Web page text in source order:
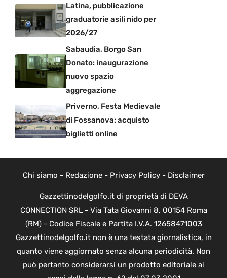
Latina, pubblicazione
graduatorie asili nido per
2026/27
Sabaudia, Borgo San
Donato: inaugurazione
nuovo spazio
aggregazione
Priverno, Festa Medievale
di Fossanova: acquisto
biglietti online
Chi siamo - Redazione- Privacy Policy- Disclaimer
Gazzettinodelgolfo.it di proprietà di DEVA
CONNECTION SRL - Via Tata Giovanni 8, 00154 Roma
(RM) - Codice Fiscale e Partita I.V.A. 12658471003
Gazzettinodelgolfo.it non è una testata giornalistica, in
quanto viene aggiornato senza alcuna periodicità. Non
può pertanto considerarsi un prodotto editoriale ai